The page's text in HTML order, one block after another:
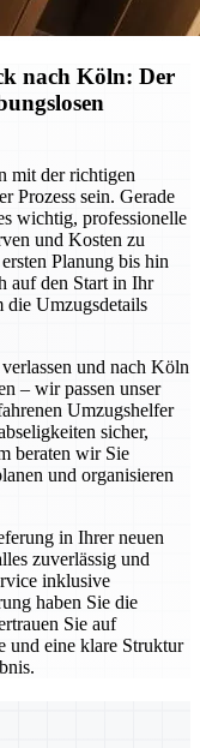
nach Köln: Der
mit der richtigen
Prozess sein. Gerade
wichtig, professionelle
und Kosten zu
Planung bis hin
auf den Start in Ihr
die Umzugsdetails
und nach Köln
– wir passen unser
Umzugshelfer
sicher,
beraten wir Sie
und organisieren
in Ihrer neuen
zuverlässig und
inklusive
haben Sie die
Sie auf
und eine klare Struktur